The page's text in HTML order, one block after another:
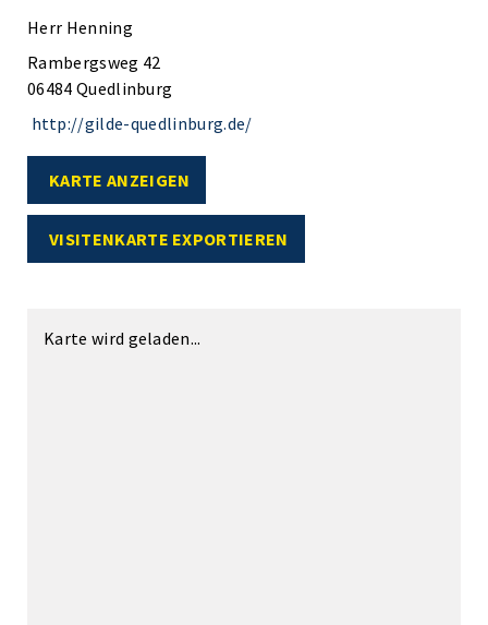
Herr Henning
Rambergsweg 42
06484 Quedlinburg
http://gilde-quedlinburg.de/
KARTE ANZEIGEN
VISITENKARTE EXPORTIEREN
Karte wird geladen...